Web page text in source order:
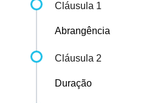
Cláusula 1
Abrangência
Cláusula 2
Duração